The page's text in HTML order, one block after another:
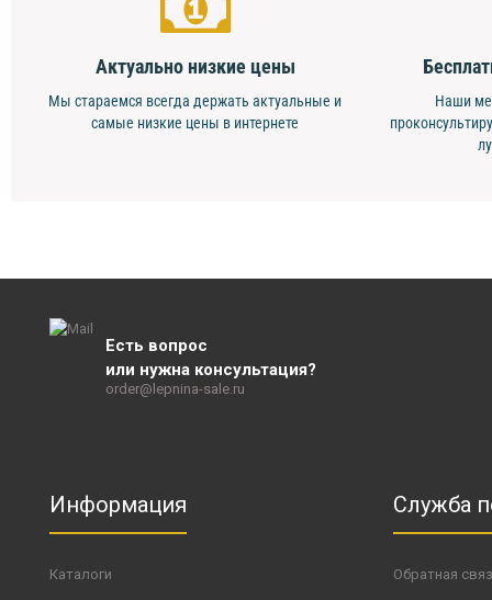
Актуально низкие цены
Мы стараемся всегда держать актуальные и
самые низкие цены в интернете
Наши
Есть вопрос
или нужна консультация?
order@lepnina-sale.ru
Информация
Каталоги
Служба
Обратная